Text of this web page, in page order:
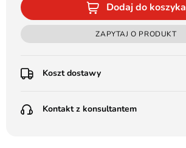
Dodaj do koszyka
ZAPYTAJ O PRODUKT
Koszt dostawy
Poczta Polska Kurier 48H - 11 zł
Kontakt z konsultantem